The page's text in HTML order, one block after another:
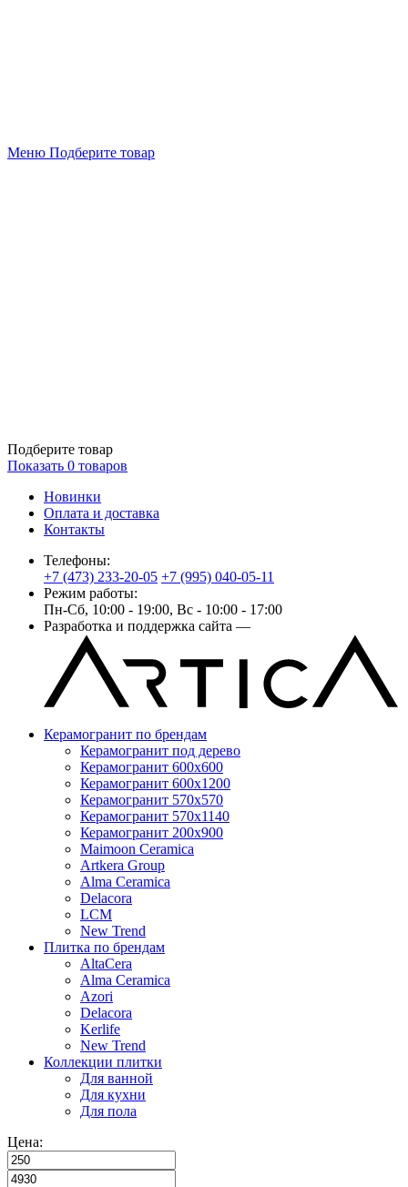
Меню Подберите товар
Подберите товар
Показать 0 товаров
Новинки
Оплата и доставка
Контакты
Телефоны:
+7 (473) 233-20-05 +7 (995) 040-05-11
Режим работы:
Пн-Сб, 10:00 - 19:00, Вс - 10:00 - 17:00
Разработка и поддержка сайта —
Керамогранит по брендам
Керамогранит под дерево
Керамогранит 600x600
Керамогранит 600x1200
Керамогранит 570x570
Керамогранит 570x1140
Керамогранит 200x900
Maimoon Ceramica
Artkera Group
Alma Ceramica
Delacora
LCM
New Trend
Плитка по брендам
AltaCera
Аlma Ceramica
Azori
Delacora
Kerlife
New Trend
Коллекции плитки
Для ванной
Для кухни
Для пола
Цена: